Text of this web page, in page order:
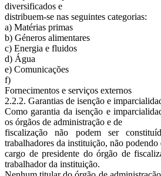
diversificados e
distribuem-se nas seguintes categorias:
a) Matérias primas
b) Géneros alimentares
c) Energia e fluidos
d) Água
e) Comunicações
f)
Fornecimentos e serviços externos
2.2.2. Garantias de isenção e
Como garantia da isenção e
os órgãos de administração e de
fiscalização não podem ser
trabalhadores da instituição, não podendo
cargo de presidente do órgão de
trabalhador da instituição.